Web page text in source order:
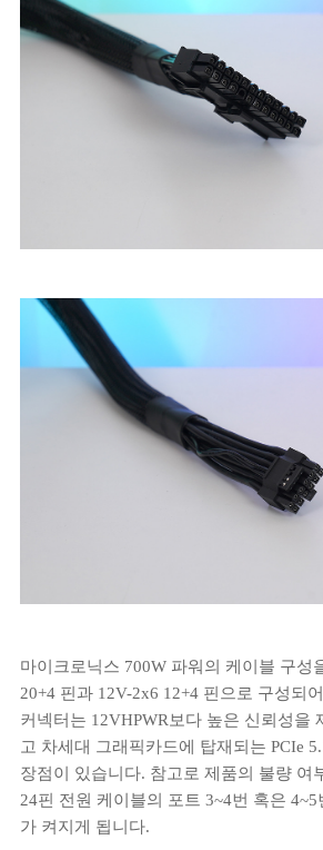
마이크로닉스 700W 파워의 케이블 구성
20+4 핀과 12V-2x6 12+4 핀으로 구성되
커넥터는 12VHPWR보다 높은 신뢰성을
고 차세대 그래픽카드에 탑재되는 PCIe
장점이 있습니다. 참고로 제품의 불량 여
24핀 전원 케이블의 포트 3~4번 혹은
가 켜지게 됩니다.